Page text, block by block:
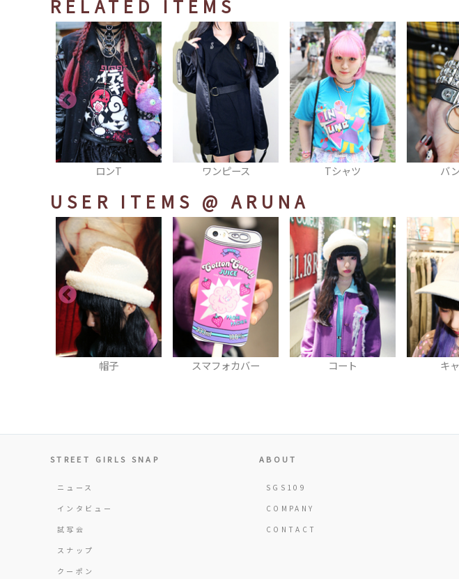
RELATED ITEMS
ワンピース Tシャツ バングル チ
USER ITEMS @ ARUNA
スマフォカバー コート キャップ リ
STREET GIRLS SNAP
ニュース
インタビュー
試写会
スナップ
クーポン
ABOUT
SGS109
COMPANY
CONTACT